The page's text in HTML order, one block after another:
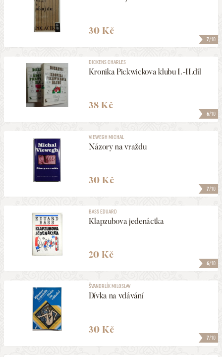
7/10
30 Kč
6/10
DICKENS CHARLES
Kronika Pickwickova klubu I.-II.díl
38 Kč
7/10
VIEWEGH MICHAL
Názory na vraždu
30 Kč
6/10
BASS EDUARD
Klapzubova jedenáctka
20 Kč
7/10
ŠVANDRLÍK MILOSLAV
Dívka na vdávání
30 Kč